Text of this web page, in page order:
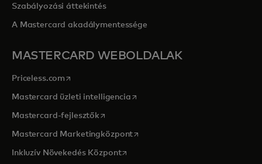
Szabályozási áttekintés
A Mastercard akadálymentessége
MASTERCARD WEBOLDALAK
Priceless.com opens in a new tab
Mastercard üzleti intelligenciaopens in a new tab
Mastercard-fejlesztők opens in a new tab
Mastercard Marketingközpontopens in a new tab
Inkluzív Növekedés Központopens in a new tab